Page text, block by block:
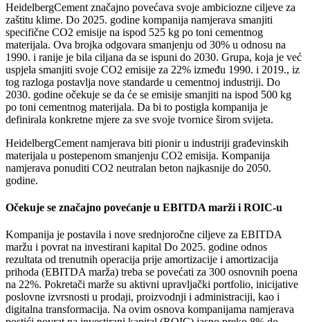
HeidelbergCement značajno povećava svoje ambiciozne ciljeve za
zaštitu klime. Do 2025. godine kompanija namjerava smanjiti
specifične CO2 emisije na ispod 525 kg po toni cementnog
materijala. Ova brojka odgovara smanjenju od 30% u odnosu na
1990. i ranije je bila ciljana da se ispuni do 2030. Grupa, koja je već
uspjela smanjiti svoje CO2 emisije za 22% između 1990. i 2019., iz
tog razloga postavlja nove standarde u cementnoj industriji. Do
2030. godine očekuje se da će se emisije smanjiti na ispod 500 kg
po toni cementnog materijala. Da bi to postigla kompanija je
definirala konkretne mjere za sve svoje tvornice širom svijeta.
HeidelbergCement namjerava biti pionir u industriji građevinskih
materijala u postepenom smanjenju CO2 emisija. Kompanija
namjerava ponuditi CO2 neutralan beton najkasnije do 2050.
godine.
Očekuje se značajno povećanje u EBITDA marži i ROIC-u
Kompanija je postavila i nove srednjoročne ciljeve za EBITDA
maržu i povrat na investirani kapital Do 2025. godine odnos
rezultata od trenutnih operacija prije amortizacije i amortizacija
prihoda (EBITDA marža) treba se povećati za 300 osnovnih poena
na 22%. Pokretači marže su aktivni upravljački portfolio, inicijative
poslovne izvrsnosti u prodaji, proizvodnji i administraciji, kao i
digitalna transformacija. Na ovim osnova kompanijama namjerava